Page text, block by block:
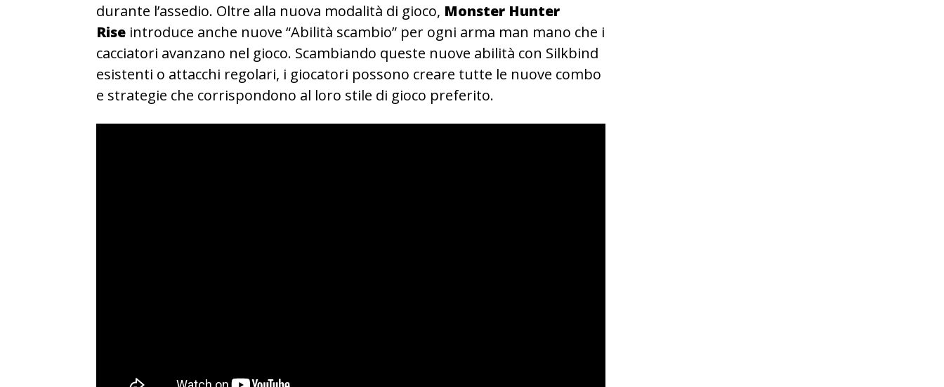
durante l’assedio. Oltre alla nuova modalità di gioco, Monster Hunter
Rise introduce anche nuove “Abilità scambio” per ogni arma man mano che i
cacciatori avanzano nel gioco. Scambiando queste nuove abilità con Silkbind
esistenti o attacchi regolari, i giocatori possono creare tutte le nuove combo
e strategie che corrispondono al loro stile di gioco preferito.